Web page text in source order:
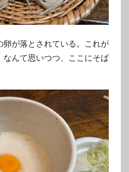
卵が落とされている。これが
なんて思いつつ、ここにそば